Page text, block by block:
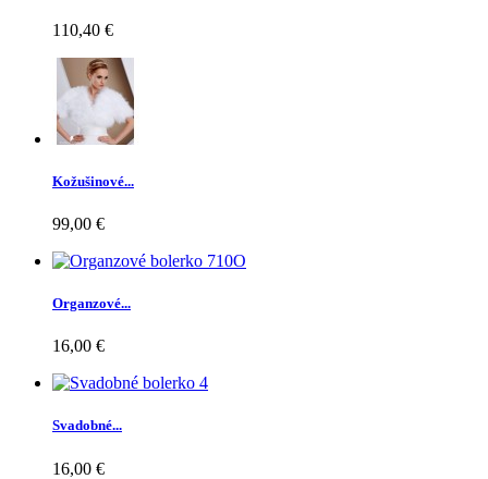
110,40 €
Kožušinové...
99,00 €
Organzové...
16,00 €
Svadobné...
16,00 €